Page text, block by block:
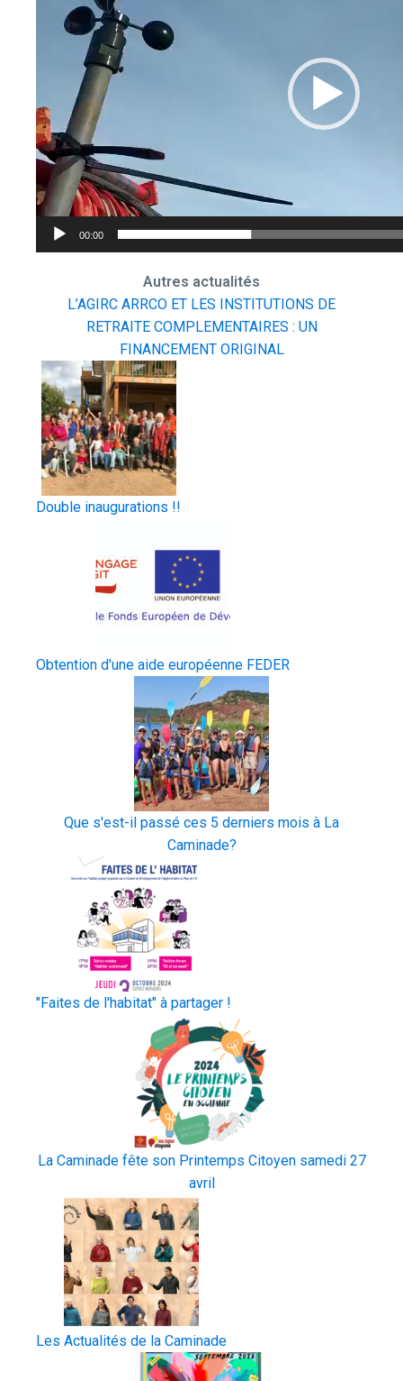
00:00
Autres actualités
L’AGIRC ARRCO ET LES INSTITUTIONS DE
RETRAITE COMPLEMENTAIRES : UN
FINANCEMENT ORIGINAL
Double inaugurations !!
Obtention d'une aide européenne FEDER
Que s'est-il passé ces 5 derniers mois à La
Caminade?
"Faites de l'habitat" à partager !
La Caminade fête son Printemps Citoyen samedi 27
avril
Les Actualités de la Caminade